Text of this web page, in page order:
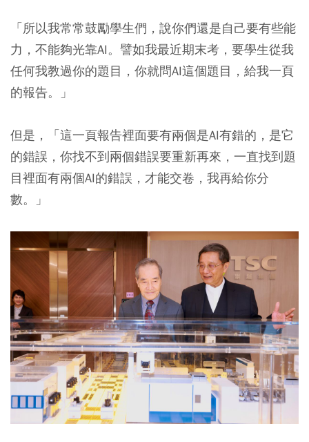
「所以我常常鼓勵學生們，說你們還是自己要有些能
力，不能夠光靠AI。譬如我最近期末考，要學生從我
任何我教過你的題目，你就問AI這個題目，給我一頁
的報告。」
但是，「這一頁報告裡面要有兩個是AI有錯的，是它
的錯誤，你找不到兩個錯誤要重新再來，一直找到題
目裡面有兩個AI的錯誤，才能交卷，我再給你分
數。」